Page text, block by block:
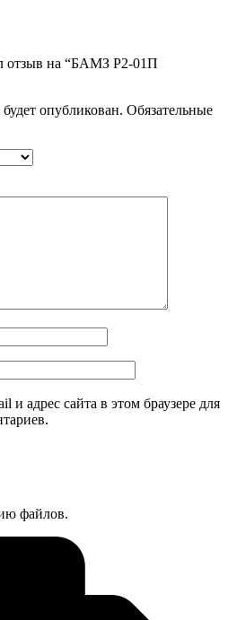
отзыв на “БАМЗ Р2-01П
опубликован. Обязательные
и адрес сайта в этом браузере для
файлов.